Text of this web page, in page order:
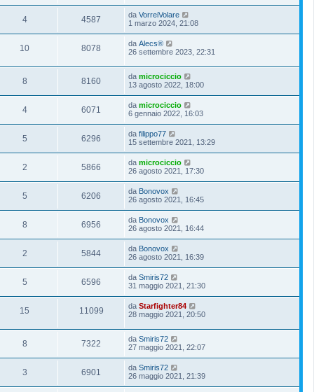
4 4587 da VorreiVolare
1 marzo 2024, 21:08
10 8078 da Alecs®
26 settembre 2023, 22:31
8 8160 da microciccio
13 agosto 2022, 18:00
4 6071 da microciccio
6 gennaio 2022, 16:03
5 6296 da filippo77
15 settembre 2021, 13:29
2 5866 da microciccio
26 agosto 2021, 17:30
5 6206 da Bonovox
26 agosto 2021, 16:45
8 6956 da Bonovox
26 agosto 2021, 16:44
2 5844 da Bonovox
26 agosto 2021, 16:39
5 6596 da Smiris72
31 maggio 2021, 21:30
15 11099 da Starfighter84
28 maggio 2021, 20:50
8 7322 da Smiris72
27 maggio 2021, 22:07
3 6901 da Smiris72
26 maggio 2021, 21:39